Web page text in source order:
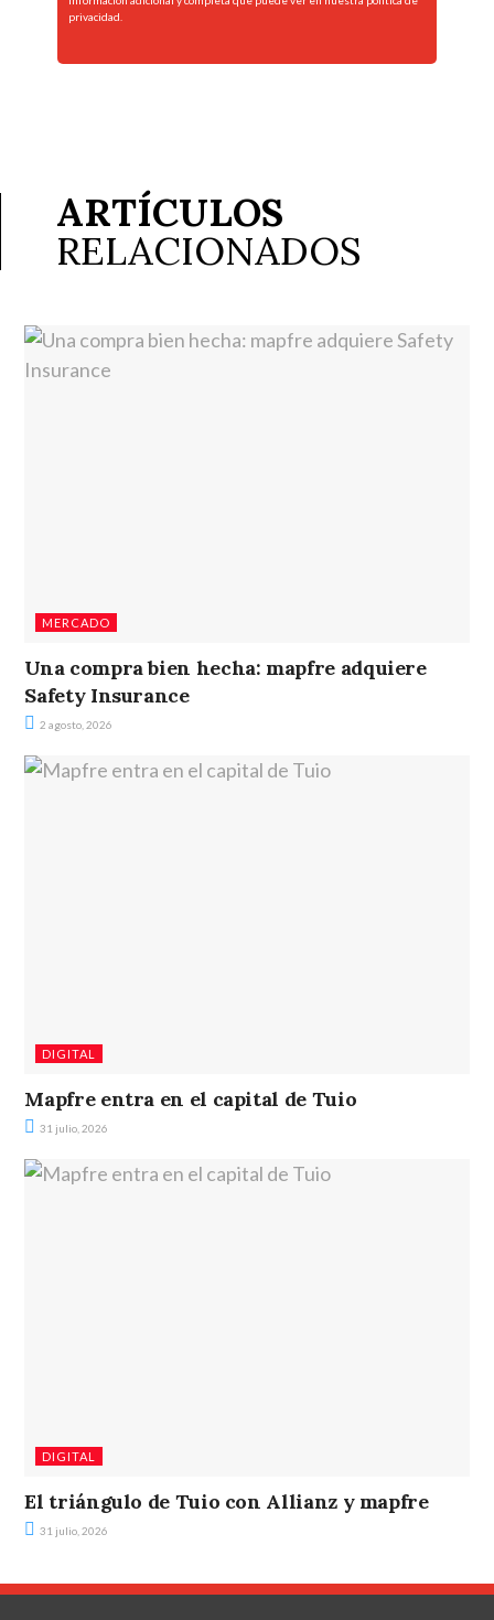
privacidad.
ARTÍCULOS
RELACIONADOS
MERCADO
Una compra bien hecha: mapfre adquiere
Safety Insurance
2 agosto, 2026
DIGITAL
Mapfre entra en el capital de Tuio
31 julio, 2026
DIGITAL
El triángulo de Tuio con Allianz y mapfre
31 julio, 2026